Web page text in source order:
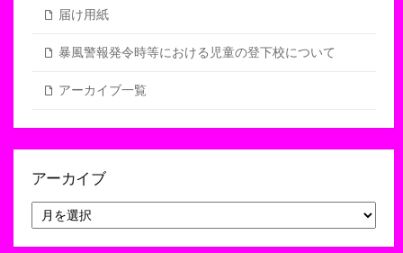
届け用紙
暴風警報発令時等における児童の登下校について
アーカイブ一覧
アーカイブ
ー
カ